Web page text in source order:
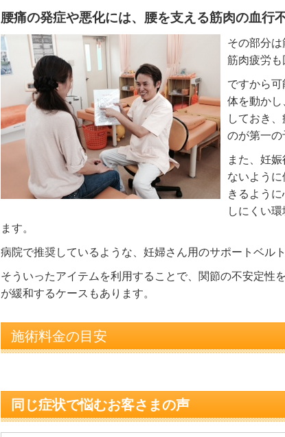
腰痛の発症や悪化には、腰を支える筋肉の血行
その部分
筋肉疲労
ですから
体を動か
しておき
のが第一
また、妊
ないよう
きるよう
しにくい
ます。
病院で推奨しているような、妊婦さん用のサポートベル
そういったアイテムを利用することで、関節の不安定性
が緩和するケースもあります。
施術料金の目安
同じ症状で悩むお客さまの声